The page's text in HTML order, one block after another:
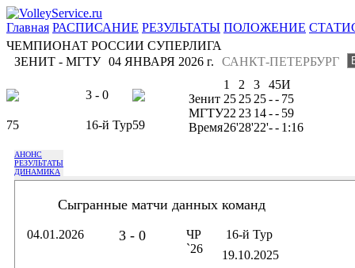
Главная РАСПИСАНИЕ РЕЗУЛЬТАТЫ ПОЛОЖЕНИЕ
ЧЕМПИОНАТ РОССИИ СУПЕРЛИГА
ЗЕНИТ - МГТУ
САНКТ-ПЕТЕРБУРГ
04 ЯНВАРЯ 2026 г.
3 - 0
75 16-й Тур59
1 2 3 45И
Зенит 25 25 25-- 75
МГТУ22 23 14-- 59
Время26'28'22'-- 1:16
АНОНС
РЕЗУЛЬТАТЫ
ДИНАМИКА
Сыгранные матчи данных команд
04.01.2026 3 - 0
ЧР
`26
16-й Тур
19.10.2025